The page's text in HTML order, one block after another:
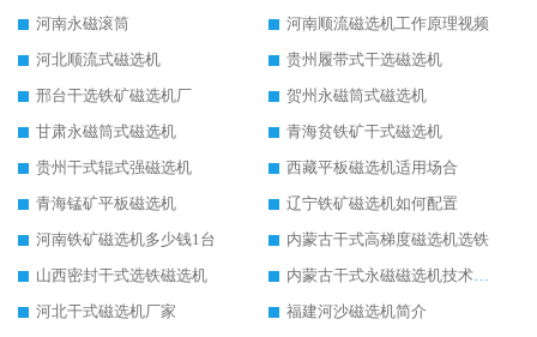
河南永磁滚筒
河南顺流磁选机工作原理视频
河北顺流式磁选机
贵州履带式干选磁选机
邢台干选铁矿磁选机厂
贺州永磁筒式磁选机
甘肃永磁筒式磁选机
青海贫铁矿干式磁选机
贵州干式辊式强磁选机
西藏平板磁选机适用场合
青海锰矿平板磁选机
辽宁铁矿磁选机如何配置
河南铁矿磁选机多少钱1台
内蒙古干式高梯度磁选机选铁
山西密封干式选铁磁选机
内蒙古干式永磁磁选机技术要求
河北干式磁选机厂家
福建河沙磁选机简介